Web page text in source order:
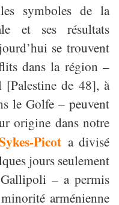
symboles de la
et ses résultats
se trouvent
dans la région –
de 48], à
le Golfe – peuvent
origine dans notre
Picot a divisé
jours seulement
– a permis
arménienne